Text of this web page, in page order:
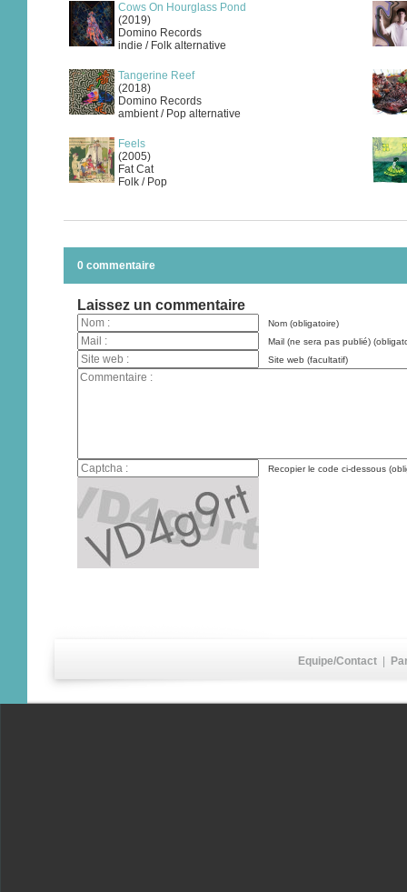
Cows On Hourglass Pond
(2019)
Domino Records
indie / Folk alternative
Tangerine Reef
(2018)
Domino Records
ambient / Pop alternative
Feels
(2005)
Fat Cat
Folk / Pop
0 commentaire
Laissez un commentaire
Nom (obligatoire)
Mail (ne sera pas publié)
Site web (facultatif)
Recopier le code ci-dessous
Equipe/Contact